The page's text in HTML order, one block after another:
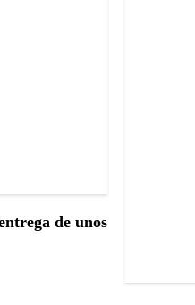
de unos